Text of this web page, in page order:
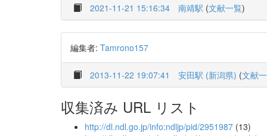
2021-11-21 15:16:34 南靖駅 (文献一覧)
編集者: Tamrono157
2013-11-22 19:07:41 安田駅 (新潟県) (文献
収集済み URL リスト
http://dl.ndl.go.jp/info:ndljp/pid/2951987 (13)